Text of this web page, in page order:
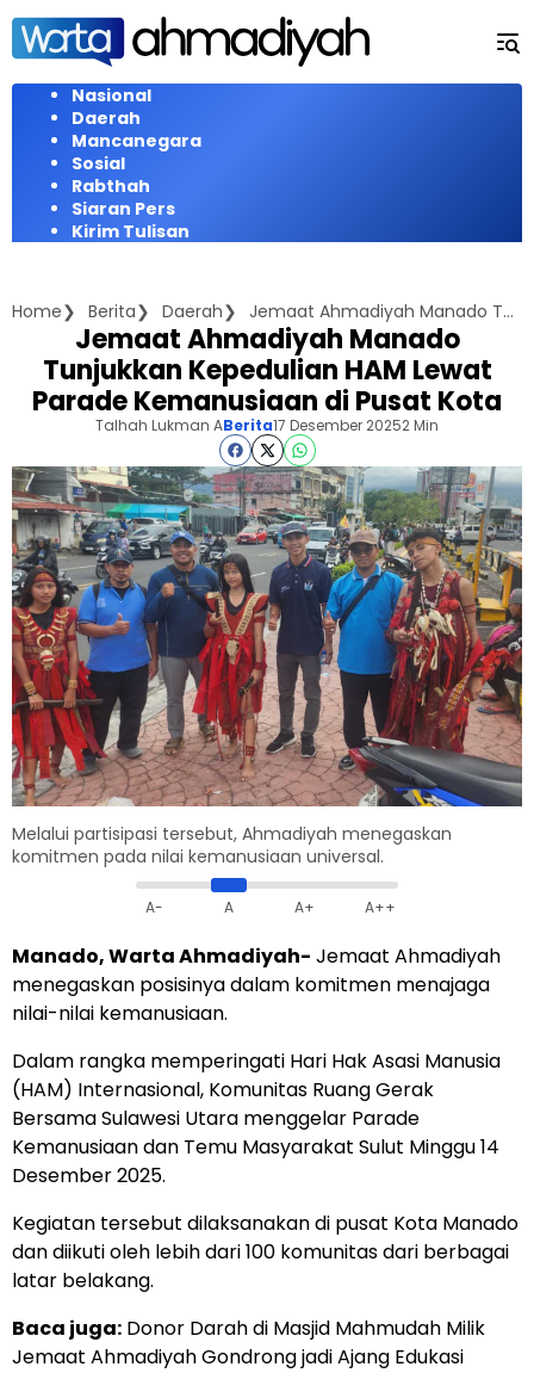
Langsung
konten
Nasional
Daerah
Mancanegara
Sosial
Rabthah
Siaran Pers
Kirim Tulisan
Home Berita Daerah Jemaat Ahmadiyah Manado Tunjukkan Kepedulian HAM Lewat Parade Kemanusiaan di Pusat Kota
Jemaat Ahmadiyah Manado
Tunjukkan Kepedulian HAM Lewat
Parade Kemanusiaan di Pusat Kota
Talhah Lukman ABerita17 Desember 20252 Min
Melalui partisipasi tersebut, Ahmadiyah menegaskan
komitmen pada nilai kemanusiaan universal.
A- A A+ A++
Manado, Warta Ahmadiyah- Jemaat Ahmadiyah
menegaskan posisinya dalam komitmen menajaga
nilai-nilai kemanusiaan.
Dalam rangka memperingati Hari Hak Asasi Manusia
(HAM) Internasional, Komunitas Ruang Gerak
Bersama Sulawesi Utara menggelar Parade
Kemanusiaan dan Temu Masyarakat Sulut Minggu 14
Desember 2025.
Kegiatan tersebut dilaksanakan di pusat Kota Manado
dan diikuti oleh lebih dari 100 komunitas dari berbagai
latar belakang.
Baca juga: Donor Darah di Masjid Mahmudah Milik
Jemaat Ahmadiyah Gondrong jadi Ajang Edukasi